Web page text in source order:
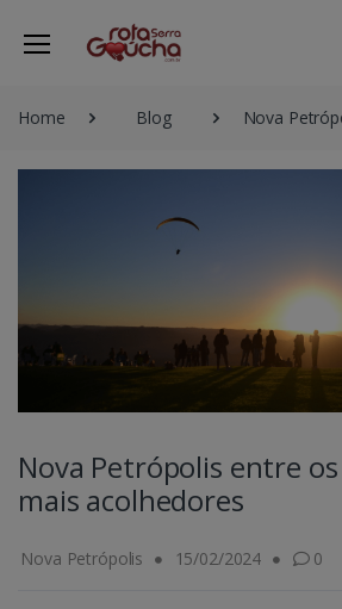
Home Blog Nova
Nova Petrópolis entre
mais acolhedores
Nova Petrópolis 15/02/2024 0